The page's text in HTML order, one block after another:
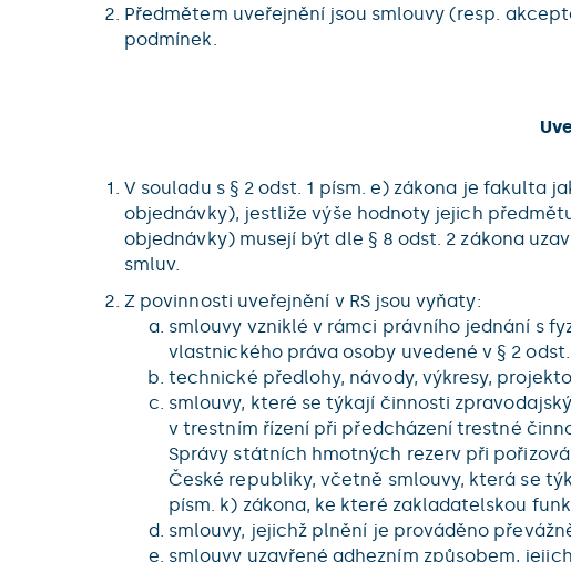
Předmětem uveřejnění jsou smlouvy (resp.
podmínek.
V souladu s § 2 odst. 1 písm. e) zákona je fakulta
objednávky), jestliže výše hodnoty jejich
objednávky) musejí být dle § 8 odst. 2 zákona
smluv.
Z povinnosti uveřejnění v RS jsou vyňaty:
smlouvy vzniklé v rámci právního jednání s
vlastnického práva osoby uvedené v § 2
technické předlohy, návody, výkresy,
smlouvy, které se týkají činnosti
v trestním řízení při předcházení trestné
Správy státních hmotných rezerv při
České republiky, včetně smlouvy, která se
písm. k) zákona, ke které zakladatelskou
smlouvy, jejichž plnění je prováděno
smlouvy uzavřené adhezním způsobem,